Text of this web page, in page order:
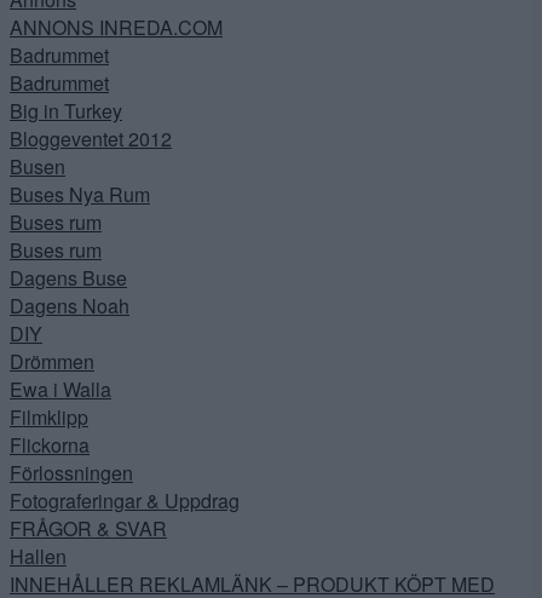
ANNONS INREDA.COM
Badrummet
Badrummet
Big in Turkey
Bloggeventet 2012
Busen
Buses Nya Rum
Buses rum
Buses rum
Dagens Buse
Dagens Noah
DIY
Drömmen
Ewa i Walla
Filmklipp
Flickorna
Förlossningen
Fotograferingar & Uppdrag
FRÅGOR & SVAR
Hallen
INNEHÅLLER REKLAMLÄNK – PRODUKT KÖPT MED